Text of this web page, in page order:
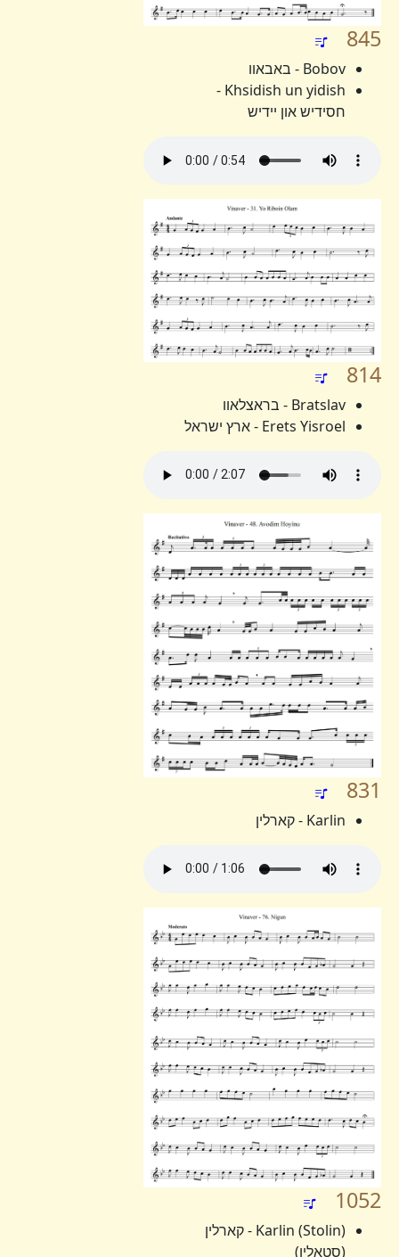
845
Bobov - באבאוו
Khsidish un yidish -
חסידיש און יידיש
814
Bratslav - בראצלאוו
Erets Yisroel - ארץ ישראל
831
Karlin - קארלין
1052
Karlin (Stolin) - קארלין
(סטאלין)